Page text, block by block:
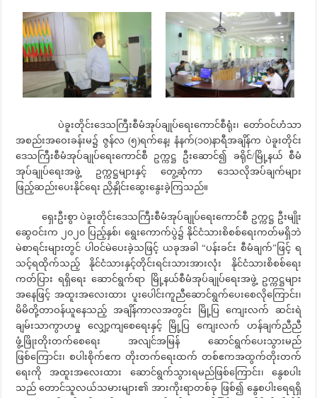
ပဲခူးတိုင်းဒေသကြီးစီမံအုပ်ချုပ်ရေးကောင်စီရုံး၊ တော်ဝင်ဟံသာ
အစည်းအဝေးခန်းမ၌ ဇွန်လ (၅)ရက်နေ့၊ နံနက်(၁၀)နာရီအချိန်က ပဲခူးတိုင်း
ဒေသကြီးစီမံအုပ်ချုပ်ရေးကောင်စီ ဥက္ကဋ္ဌ ဦးဆောင်၍ ခရိုင်/မြို့နယ် စီမံ
အုပ်ချုပ်ရေးအဖွဲ့ ဥက္ကဋ္ဌများနှင့် တွေ့ဆုံကာ ဒေသလိုအပ်ချက်များ
ဖြည့်ဆည်းပေးနိုင်ရေး ညှိနှိုင်းဆွေးနွေးခဲ့ကြသည်။
ရှေးဦးစွာ ပဲခူးတိုင်းဒေသကြီးစီမံအုပ်ချုပ်ရေးကောင်စီ ဥက္ကဋ္ဌ ဦးမျိုး
ဆွေဝင်းက ၂၀၂၀ ပြည့်နှစ်၊ ရွေးကောက်ပွဲ၌ နိုင်ငံသားစိစစ်ရေးကတ်မရှိဘဲ
မဲစာရင်းများတွင် ပါဝင်မဲပေးခဲ့သဖြင့် ယခုအခါ “ပန်းခင်း စီမံချက်”ဖြင့် ရ
သင့်ရထိုက်သည့် နိုင်ငံသားနှင့်တိုင်းရင်းသားအားလုံး နိုင်ငံသားစိစစ်ရေး
ကတ်ပြား ရရှိရေး ဆောင်ရွက်ရာ မြို့နယ်စီမံအုပ်ချုပ်ရေးအဖွဲ့ ဥက္ကဋ္ဌများ
အနေဖြင့် အထူးအလေးထား ပူးပေါင်းကူညီဆောင်ရွက်ပေးစေလိုကြောင်း၊
မိမိတို့တာဝန်ယူနေသည့် အချိန်ကာလအတွင်း မြို့ပြ ကျေးလက် ဆင်းရဲ
ချမ်းသာကွာဟမှု လျှော့ကျစေရေးနှင့် မြို့ပြ ကျေးလက် ဟန်ချက်ညီညီ
ဖွံ့ဖြိုးတိုးတက်စေရေး အလျင်အမြန် ဆောင်ရွက်ပေးသွားမည်
ဖြစ်ကြောင်း၊ စပါးစိုက်ဧက တိုးတက်ရေးထက် တစ်ဧကအထွက်တိုးတက်
ရေးကို အထူးအလေးထား ဆောင်ရွက်သွားရမည်ဖြစ်ကြောင်း၊ နွေစပါး
သည် တောင်သူလယ်သမားများ၏ အားကိုးရာတစ်ခု ဖြစ်၍ နွေစပါးရေရရှိ